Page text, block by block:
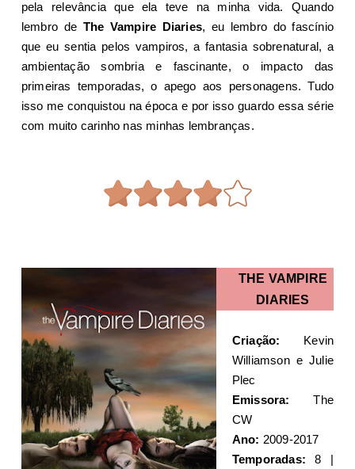
pela relevância que ela teve na minha vida. Quando
lembro de The Vampire Diaries, eu lembro do fascínio
que eu sentia pelos vampiros, a fantasia sobrenatural, a
ambientação sombria e fascinante, o impacto das
primeiras temporadas, o apego aos personagens. Tudo
isso me conquistou na época e por isso guardo essa série
com muito carinho nas minhas lembranças.
THE VAMPIRE
DIARIES
Criação: Kevin
Williamson e Julie
Plec
Emissora: The
CW
Ano: 2009-2017
Temporadas: 8 |